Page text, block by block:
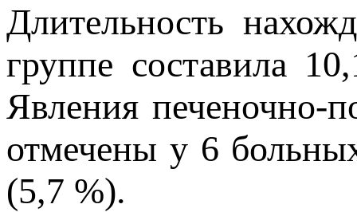
Длительность
группе составила
Явления печеночно-
отмечены у 6
(5,7 %).